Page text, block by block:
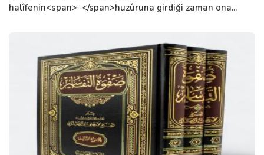
halîfenin<span> </span>huzûruna girdiği zaman ona...